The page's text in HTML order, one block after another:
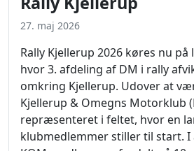
27. maj 2026
Rally Kjellerup 2026 køres nu på
hvor 3. afdeling af DM i rally
omkring Kjellerup. Udover at
Kjellerup & Omegns Motorklub
repræsenteret i feltet, hvor en
klubmedlemmer stiller til start. I